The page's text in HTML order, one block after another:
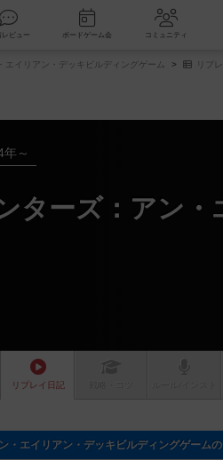
新着レビュー ボードゲーム会 コ
イリアン・デッキビルディングゲーム リプ
年～
ターズ：アン
リプレイ 日記
・エイリアン・デッキビルディングゲーム